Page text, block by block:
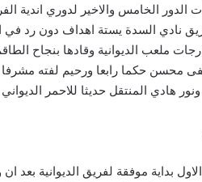
الخامس والاخير لدوري اندية
نادي السدة يستة اهداف دون رد في
ملعب الديوانية وقادها بنجاح
حكما رابعا ورحيم لفته مشرفا
هادي المنتقل حديثا للاحمر
بداية موفقة لفريق الديوانية بعد